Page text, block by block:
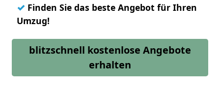
✓ Finden Sie das beste Angebot für Ihren
Umzug!
blitzschnell kostenlose Angebote
erhalten